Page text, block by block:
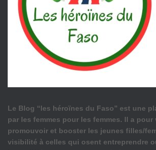
Le Blog “les héroïnes du Faso” est une
par les femmes pour les femmes. Il a
promouvoir et booster les jeunes filles/
visibilité à celles qui osent entreprendre